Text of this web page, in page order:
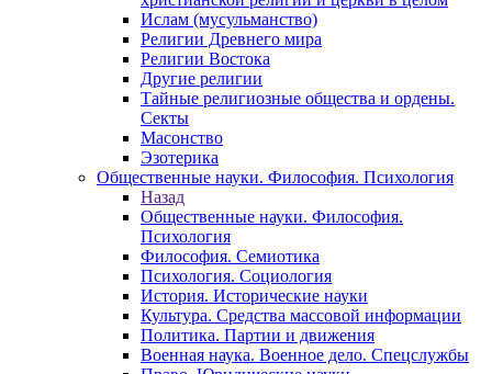
Ислам (мусульманство)
Религии Древнего мира
Религии Востока
Другие религии
Тайные религиозные общества и ордены.
Секты
Масонство
Эзотерика
Общественные науки. Философия. Психология
Назад
Общественные науки. Философия.
Психология
Философия. Семиотика
Психология. Социология
История. Исторические науки
Культура. Средства массовой информации
Политика. Партии и движения
Военная наука. Военное дело. Спецслужбы